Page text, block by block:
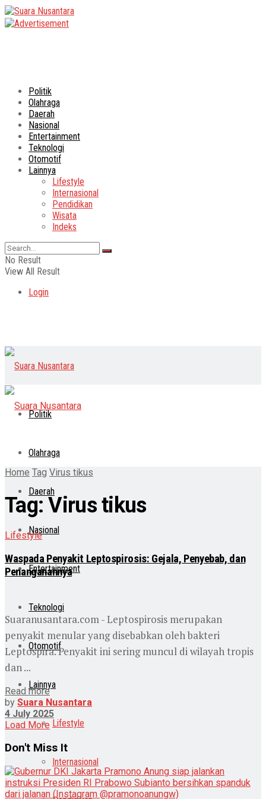
Politik
Olahraga
Daerah
Nasional
Entertainment
Teknologi
Otomotif
Lainnya
Lifestyle
Internasional
Pendidikan
Wisata
Indeks
No Result
View All Result
Login
Politik
Olahraga
Daerah
Nasional
Entertainment
Teknologi
Otomotif
Lainnya
Lifestyle
Internasional
Home Tag Virus tikus
Tag:Virus tikus
Lifestyle
Waspada Penyakit Leptospirosis: Gejala, Penyebab, dan
Penanganannya
Suaranusantara.com - Leptospirosis merupakan
penyakit menular yang disebabkan oleh bakteri
Leptospira. Penyakit ini sering muncul di wilayah tropis
dan ...
Read more
by Suara Nusantara
4 July 2025
Load More
Don't Miss It